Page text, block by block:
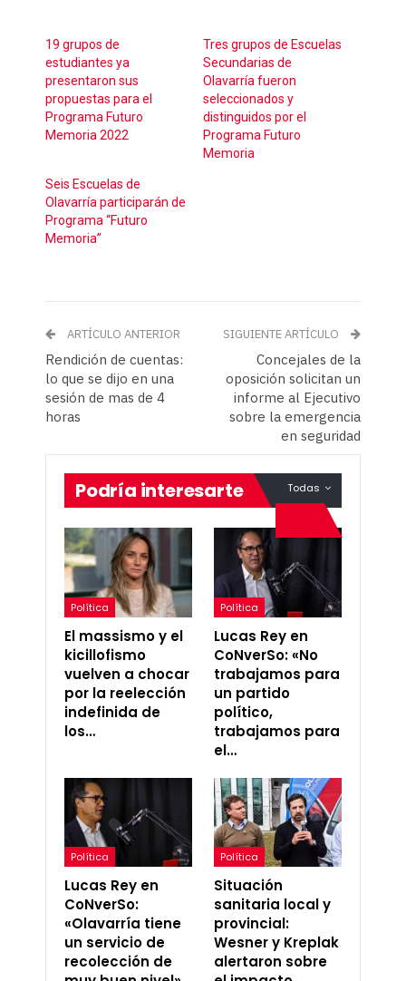
19 grupos de
estudiantes ya
presentaron sus
propuestas para el
Programa Futuro
Memoria 2022
Tres grupos de Escuelas
Secundarias de
Olavarría fueron
seleccionados y
distinguidos por el
Programa Futuro
Memoria
Seis Escuelas de
Olavarría participarán de
Programa “Futuro
Memoria”
ARTÍCULO ANTERIOR
Rendición de cuentas:
lo que se dijo en una
sesión de mas de 4
horas
SIGUIENTE ARTÍCULO
Concejales de la
oposición solicitan un
informe al Ejecutivo
sobre la emergencia
en seguridad
Todas
Podría interesarte
Política
El massismo y el
kicillofismo
vuelven a chocar
por la reelección
indefinida de
los…
Política
Lucas Rey en
CoNverSo: «No
trabajamos para
un partido
político,
trabajamos para
el…
Política
Lucas Rey en
CoNverSo:
«Olavarría tiene
un servicio de
recolección de
Política
Situación
sanitaria local y
provincial:
Wesner y Kreplak
alertaron sobre